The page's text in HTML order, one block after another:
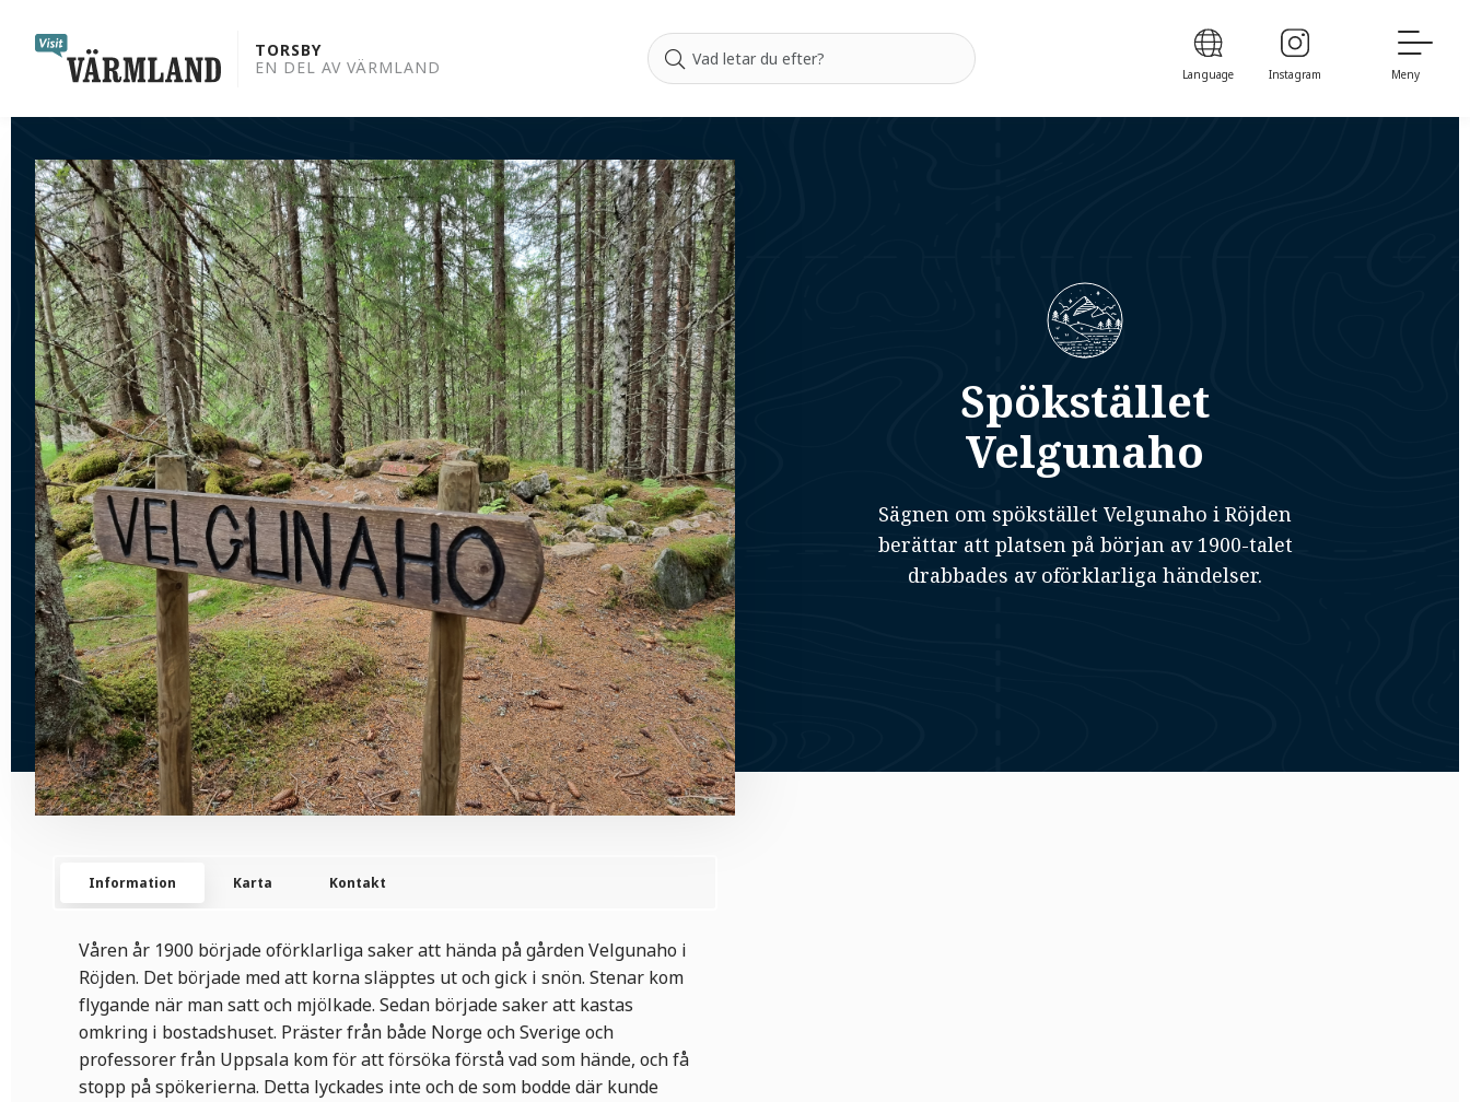
content
TORSBY
EN DEL AV VÄRMLAND
Language Instagram Meny
Spökstället
Velgunaho
Sägnen om spökstället Velgunaho i Röjden
berättar att platsen på början av 1900-talet
drabbades av oförklarliga händelser.
Information Karta Kontakt
Våren år 1900 började oförklarliga saker att hända på gården Velgunaho i
Röjden. Det började med att korna släpptes ut och gick i snön. Stenar kom
flygande när man satt och mjölkade. Sedan började saker att kastas
omkring i bostadshuset. Präster från både Norge och Sverige och
professorer från Uppsala kom för att försöka förstå vad som hände, och få
stopp på spökerierna. Detta lyckades inte och de som bodde där kunde